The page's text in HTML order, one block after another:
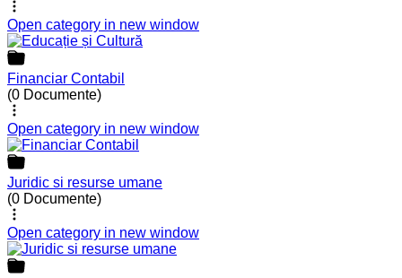
Open category in new window
Financiar Contabil
(0 Documente)
Open category in new window
Juridic si resurse umane
(0 Documente)
Open category in new window